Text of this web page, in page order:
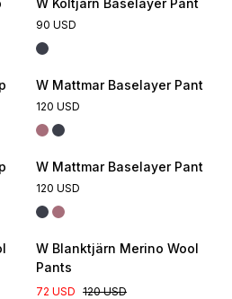
W Koltjärn Baselayer Pant
90 USD
W Mattmar Baselayer Pant
120 USD
W Mattmar Baselayer Pant
120 USD
W Blanktjärn Merino Wool
Pants
72 USD 120 USD